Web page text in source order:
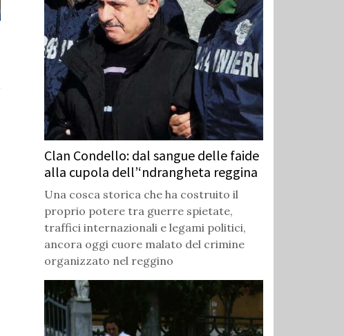
Clan Condello: dal sangue delle faide
alla cupola dell’‘ndrangheta reggina
Una cosca storica che ha costruito il
proprio potere tra guerre spietate,
traffici internazionali e legami politici,
ancora oggi cuore malato del crimine
organizzato nel reggino